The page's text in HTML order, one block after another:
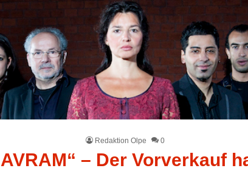
Redaktion Olpe 0
– Der Vorverkauf